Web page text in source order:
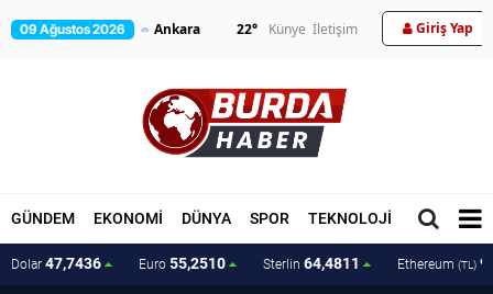
09 Ağustos 2026 22° Künye İletişim Giriş Yap
GÜNDEM EKONOMİ DÜNYA SPOR TEKNOLOJİ MAGAZİN
Dolar 47,7436 Euro 55,2510 Sterlin 64,4811 Ethereum (TL)